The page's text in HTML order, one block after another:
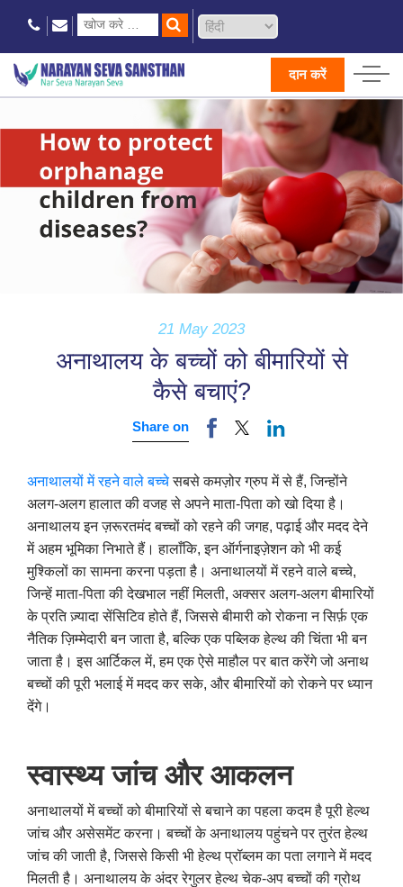
दान करें
21 May 2023
अनाथालय के बच्चों को बीमारियों से
कैसे बचाएं?
Share on
अनाथालयों में रहने वाले बच्चेसबसे कमज़ोर ग्रुप में से हैं, जिन्होंने
अलग-अलग हालात की वजह से अपने माता-पिता को खो दिया है।
अनाथालय इन ज़रूरतमंद बच्चों को रहने की जगह, पढ़ाई और मदद देने
में अहम भूमिका निभाते हैं। हालाँकि, इन ऑर्गनाइज़ेशन को भी कई
मुश्किलों का सामना करना पड़ता है। अनाथालयों में रहने वाले बच्चे,
जिन्हें माता-पिता की देखभाल नहीं मिलती, अक्सर अलग-अलग बीमारियों
के प्रति ज़्यादा सेंसिटिव होते हैं, जिससे बीमारी को रोकना न सिर्फ़ एक
नैतिक ज़िम्मेदारी बन जाता है, बल्कि एक पब्लिक हेल्थ की चिंता भी बन
जाता है। इस आर्टिकल में, हम एक ऐसे माहौल पर बात करेंगे जो अनाथ
बच्चों की पूरी भलाई में मदद कर सके, और बीमारियों को रोकने पर ध्यान
देंगे।
स्वास्थ्य जांच और आकलन
अनाथालयों में बच्चों को बीमारियों से बचाने का पहला कदम है पूरी हेल्थ
जांच और असेसमेंट करना। बच्चों के अनाथालय पहुंचने पर तुरंत हेल्थ
जांच की जाती है, जिससे किसी भी हेल्थ प्रॉब्लम का पता लगाने में मदद
मिलती है। अनाथालय के अंदर रेगुलर हेल्थ चेक-अप बच्चों की ग्रोथ